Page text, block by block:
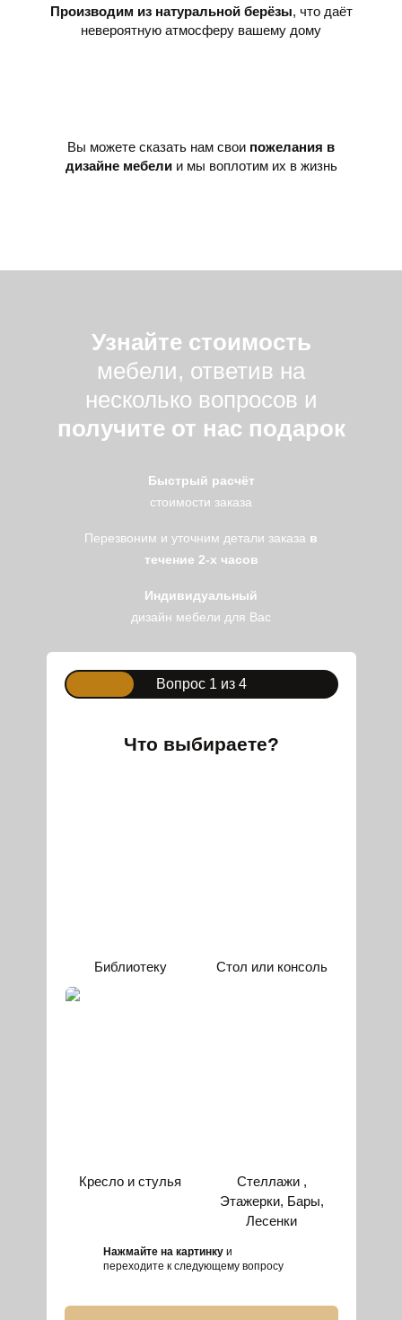
Производим из натуральной берёзы, что даёт
невероятную атмосферу вашему дому
Вы можете сказать нам свои пожелания в
дизайне мебелии мы воплотим их в жизнь
Узнайте стоимость
мебели, ответив на
несколько вопросов и
получите от нас подарок
Быстрый расчёт
стоимости заказа
Перезвоним и уточним детали заказа в
течение 2-х часов
Индивидуальный
дизайн мебели для Вас
Вопрос 1 из 4
Что выбираете?
Библиотеку Стол или консоль
Кресло и стулья
Стеллажи ,
Этажерки, Бары,
Лесенки
Нажмайте на картинкуи
переходите к следующему вопросу